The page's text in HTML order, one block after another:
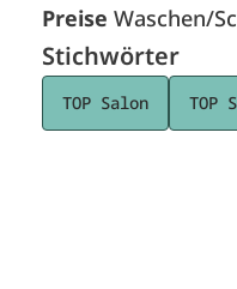
Preise Waschen/
Stichwörter
TOP Salon TOP